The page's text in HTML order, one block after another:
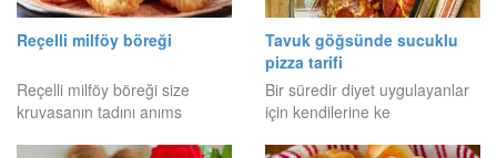
Reçelli milföy böreği
Reçelli milföy böreği size
kruvasanın tadını anıms
Tavuk göğsünde sucuklu
pizza tarifi
Bir süredir diyet uygulayanlar
için kendilerine ke